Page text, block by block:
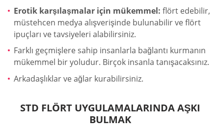
Erotik karşılaşmalar için mükemmel: flört edebilir,
müstehcen medya alışverişinde bulunabilir ve flört
ipuçları ve tavsiyeleri alabilirsiniz.
Farklı geçmişlere sahip insanlarla bağlantı kurmanın
mükemmel bir yoludur. Birçok insanla tanışacaksınız.
Arkadaşlıklar ve ağlar kurabilirsiniz.
STD FLÖRT UYGULAMALARINDA AŞKI
BULMAK